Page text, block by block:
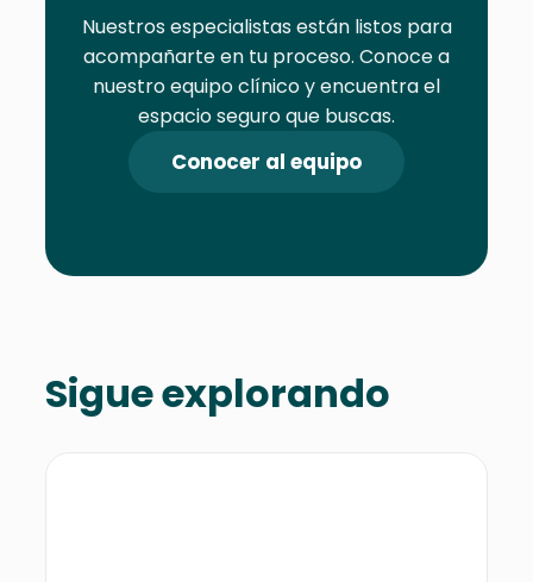
Nuestros especialistas están listos para
acompañarte en tu proceso. Conoce a
nuestro equipo clínico y encuentra el
espacio seguro que buscas.
Conocer al equipo
Sigue explorando